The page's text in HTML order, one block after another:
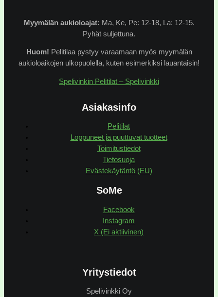
Myymälän aukioloajat: Ma, Ke, Pe: 12-18, La: 12-15.
Pyhät suljettuna.
Huom! Pelitilaa pystyy varaamaan myös myymälän
aukioloaikojen ulkopuolella, kuten esimerkiksi lauantaisin!
Spelivinkin Pelitilat – Spelivinkki
Asiakasinfo
Pelitilat
Loppuneet ja puuttuvat tuotteet
Toimitustiedot
Tietosuoja
Evästekäytäntö (EU)
SoMe
Facebook
Instagram
X (Ei aktiivinen)
Yritystiedot
Spelivinkki Oy